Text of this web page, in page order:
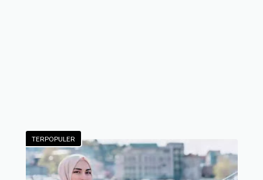
TERPOPULER